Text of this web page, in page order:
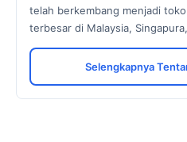
telah berkembang menjadi
terbesar di Malaysia,
Selengkapnya